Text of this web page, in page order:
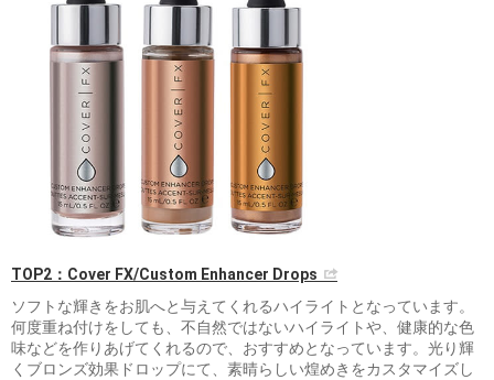
TOP2：Cover FX/Custom Enhancer Drops
ソフトな輝きをお肌へと与えてくれるハイライトとなっています。
何度重ね付けをしても、不自然ではないハイライトや、健康的な色
味などを作りあげてくれるので、おすすめとなっています。光り輝
くブロンズ効果ドロップにて、素晴らしい煌めきをカスタマイズし